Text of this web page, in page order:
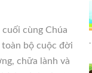
cùng Chúa
bộ cuộc đời
chữa lành và
.